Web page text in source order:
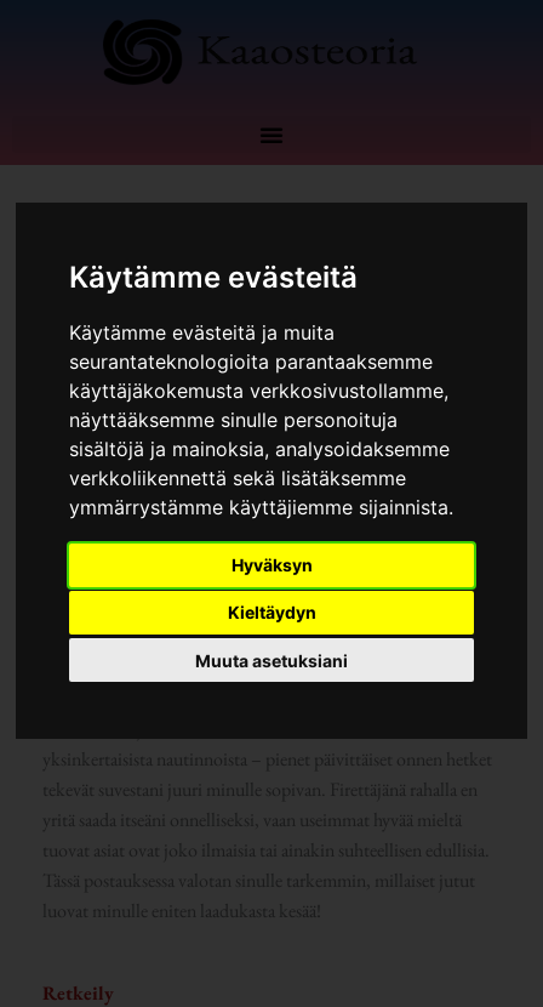
Käytämme evästeitä
Käytämme evästeitä ja muita
seurantateknologioita parantaaksemme
käyttäjäkokemusta verkkosivustollamme,
näyttääksemme sinulle personoituja
sisältöjä ja mainoksia, analysoidaksemme
verkkoliikennettä sekä lisätäksemme
ymmärrystämme käyttäjiemme sijainnista.
Hyväksyn
Kieltäydyn
Muuta asetuksiani
Kommentoi /Blogi,Taloudellinen riippumattomuus
yksinkertaisista nautinnoista – pienet päivittäiset onnen hetket
tekevät suvestani juuri minulle sopivan. Firettäjänä rahalla en
yritä saada itseäni onnelliseksi, vaan useimmat hyvää mieltä
tuovat asiat ovat joko ilmaisia tai ainakin suhteellisen edullisia.
Tässä postauksessa valotan sinulle tarkemmin, millaiset jutut
luovat minulle eniten laadukasta kesää!
Retkeily